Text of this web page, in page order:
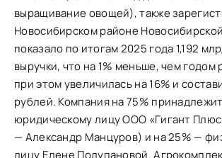
выращивание овощей), также
Новосибирском районе
показало по итогам 2025 года 1,192
выручки, что на 1% меньше, чем
при этом увеличилась на 16% и
рублей. Компания на 75% принадлежит
юридическому лицу ООО «Гигант
— Александр Манцуров) и на 25% —
лицу Елене Полупановой.